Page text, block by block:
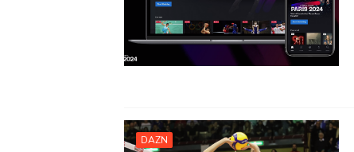
DAZN